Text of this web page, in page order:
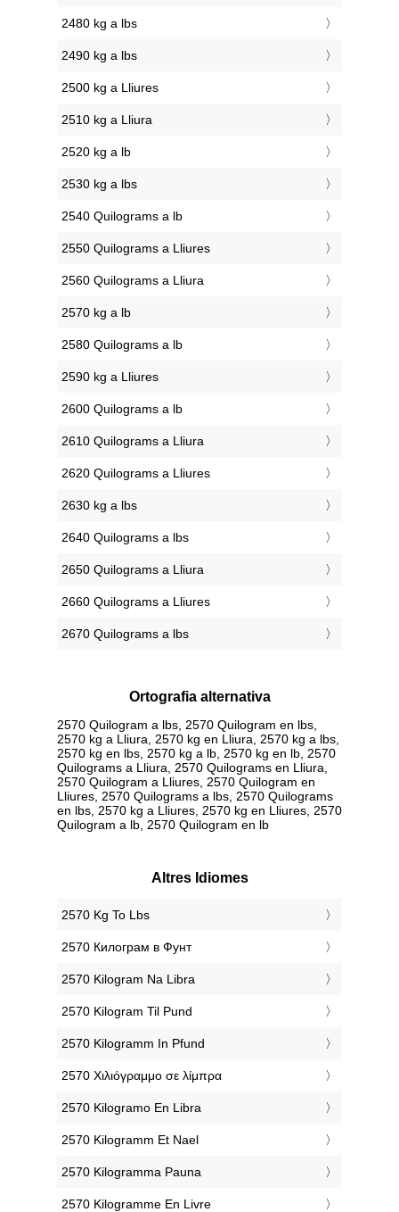
2480 kg a lbs
2490 kg a lbs
2500 kg a Lliures
2510 kg a Lliura
2520 kg a lb
2530 kg a lbs
2540 Quilograms a lb
2550 Quilograms a Lliures
2560 Quilograms a Lliura
2570 kg a lb
2580 Quilograms a lb
2590 kg a Lliures
2600 Quilograms a lb
2610 Quilograms a Lliura
2620 Quilograms a Lliures
2630 kg a lbs
2640 Quilograms a lbs
2650 Quilograms a Lliura
2660 Quilograms a Lliures
2670 Quilograms a lbs
Ortografia alternativa
2570 Quilogram a lbs, 2570 Quilogram en lbs,
2570 kg a Lliura, 2570 kg en Lliura, 2570 kg a lbs,
2570 kg en lbs, 2570 kg a lb, 2570 kg en lb, 2570
Quilograms a Lliura, 2570 Quilograms en Lliura,
2570 Quilogram a Lliures, 2570 Quilogram en
Lliures, 2570 Quilograms a lbs, 2570 Quilograms
en lbs, 2570 kg a Lliures, 2570 kg en Lliures, 2570
Quilogram a lb, 2570 Quilogram en lb
Altres Idiomes
‎2570 Kg To Lbs
‎2570 Килограм в Фунт
‎2570 Kilogram Na Libra
‎2570 Kilogram Til Pund
‎2570 Kilogramm In Pfund
‎2570 Χιλιόγραμμο σε λίμπρα
‎2570 Kilogramo En Libra
‎2570 Kilogramm Et Nael
‎2570 Kilogramma Pauna
‎2570 Kilogramme En Livre